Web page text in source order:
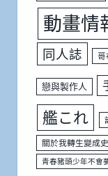
動畫情
同人誌 哥
戀與製作人
艦これ
關於我轉生變成
青春豬頭少年不會